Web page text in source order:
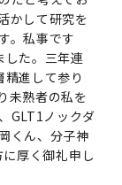
かして研究を
。私事です
した。三年連
進して参り
未熟者の私を
GLT1ノックダ
くん、分子神
厚く御礼申し